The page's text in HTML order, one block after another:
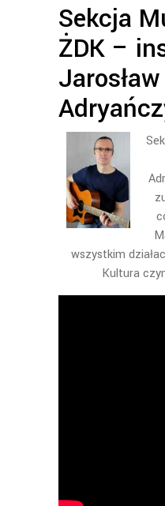
Sekcja
ŻDK –
Jarosław
wszystkim
Kultura